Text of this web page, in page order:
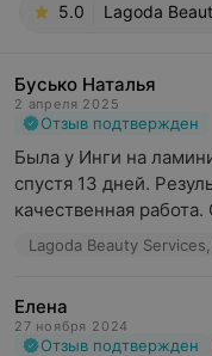
5.0 Lagoda
Бусько Наталья
2 апреля 2025
Отзыв подтвержден
Была у Инги на
спустя 13 дней.
качественная работа.
Lagoda Beauty
Елена
27 ноября 2024
Отзыв подтвержден